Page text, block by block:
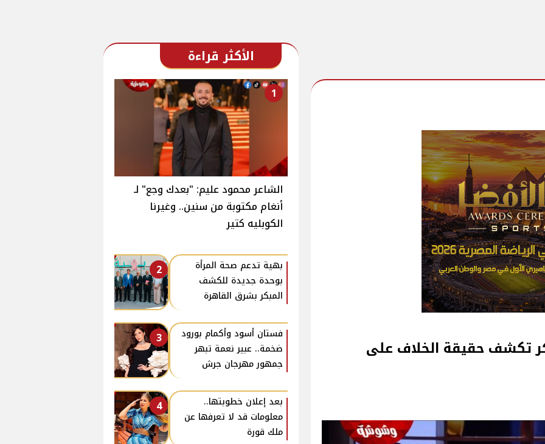
تكشف حقيقة الخلاف على
الأكثر قراءة
1
الشاعر محمود عليم: "بعدك وجع" لـ
أنغام مكتوبة من سنين.. وغيرنا
الكوبليه كتير
2
بهية تدعم صحة المرأة
بوحدة جديدة للكشف
المبكر بشرق القاهرة
3
فستان أسود وأكمام بورود
ضخمة.. عبير نعمة تبهر
جمهور مهرجان جرش
4
بعد إعلان خطوبتها..
معلومات قد لا تعرفها عن
ملك قورة